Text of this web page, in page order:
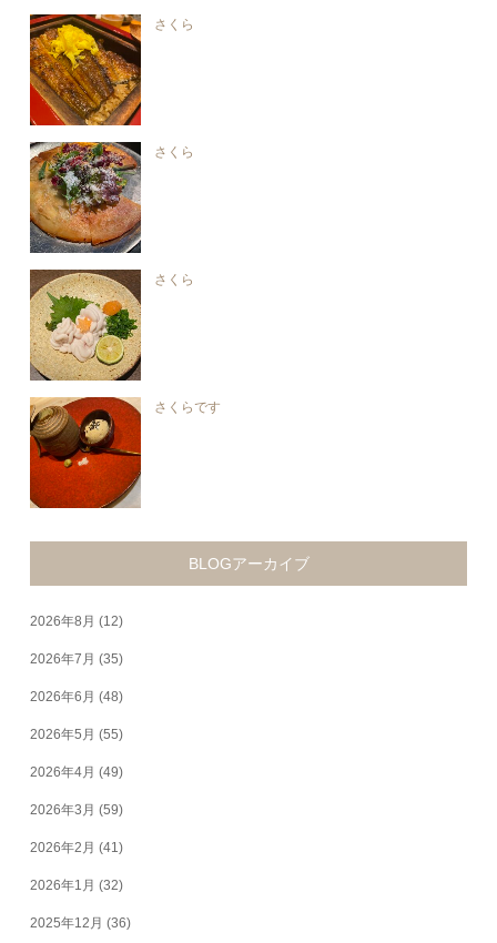
さくら
さくら
さくら
さくらです
BLOGアーカイブ
2026年8月 (12)
2026年7月 (35)
2026年6月 (48)
2026年5月 (55)
2026年4月 (49)
2026年3月 (59)
2026年2月 (41)
2026年1月 (32)
2025年12月 (36)